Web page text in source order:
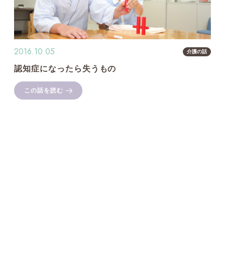
2016.10.05 介護の話
認知症になったら失うもの
この話を読む